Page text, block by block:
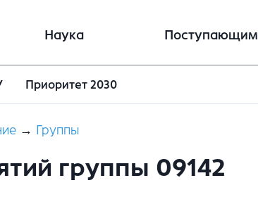
Наука Поступающим
Приоритет 2030
→ Группы
группы 09142